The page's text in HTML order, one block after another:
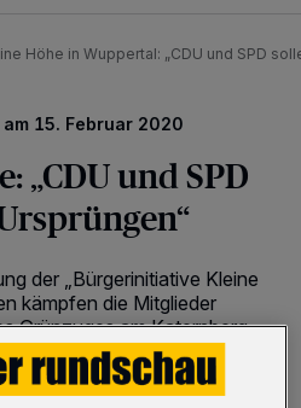
Höhe in Wuppertal: „CDU und SPD
15. Februar 2020
„CDU und SPD
der „Bürgerinitiative Kleine
kämpfen die Mitglieder
Grünzuges am Katernberg.